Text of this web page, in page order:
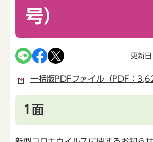
号）
更新
一括版PDFファイル（PDF：
1面